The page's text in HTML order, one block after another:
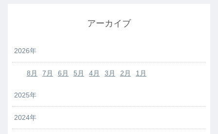
アーカイブ
2026年
8月 7月 6月 5月 4月 3月 2月 1月
2025年
2024年